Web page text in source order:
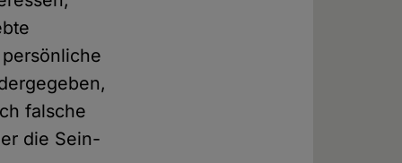
falsche
die Sein-